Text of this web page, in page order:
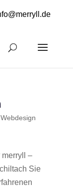
Webdesign
–
Sie